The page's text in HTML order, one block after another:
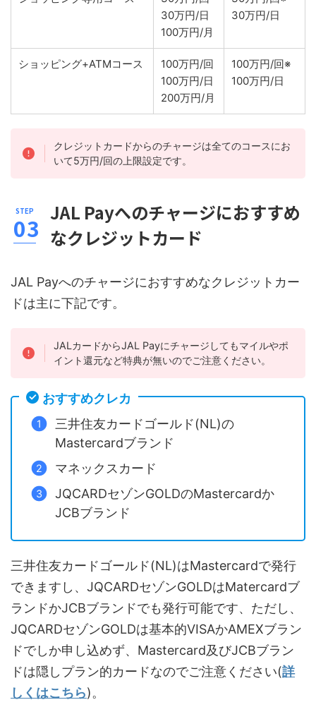
30万円/日
100万円/月
30万円/日
ショッピング+ATMコース
100万円/回
100万円/日
200万円/月
100万円/回※
100万円/日
クレジットカードからのチャージは全てのコースにお
いて5万円/回の上限設定です。
JAL Payへのチャージにおすすめ
なクレジットカード
JAL Payへのチャージにおすすめなクレジットカー
ドは主に下記です。
JALカードからJAL Payにチャージしてもマイルやポ
イント還元など特典が無いのでご注意ください。
おすすめクレカ
三井住友カードゴールド(NL)の
Mastercardブランド
マネックスカード
JQCARDセゾンGOLDのMastercardか
JCBブランド
三井住友カードゴールド(NL)はMastercardで発行
できますし、JQCARDセゾンGOLDはMatercardブ
ランドかJCBブランドでも発行可能です、ただし、
JQCARDセゾンGOLDは基本的VISAかAMEXブラン
ドでしか申し込めず、Mastercard及びJCBブラン
ドは隠しプラン的カードなのでご注意ください(詳
しくはこちら)。